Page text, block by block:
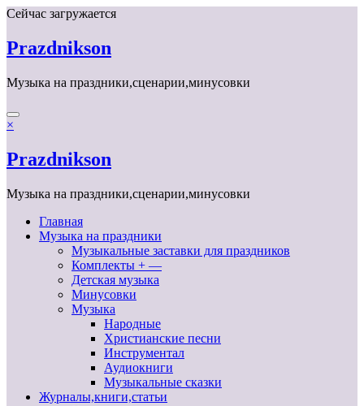
Перейти
содержимому
Сейчас загружается
Prazdnikson
Музыка на праздники,сценарии,минусовки
×
Prazdnikson
Музыка на праздники,сценарии,минусовки
Главная
Музыка на праздники
Музыкальные заставки для праздников
Комплекты + —
Детская музыка
Минусовки
Музыка
Народные
Христианские песни
Инструментал
Аудиокниги
Музыкальные сказки
Журналы,книги,статьи